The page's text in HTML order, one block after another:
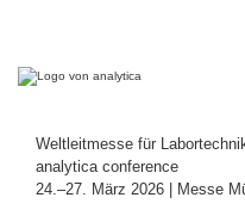
Weltleitmesse für
analytica conference
24.–27. März 2026 | Messe